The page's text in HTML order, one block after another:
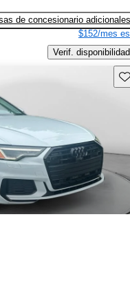
de concesionario adicionales
$152/mes
Verif. disponibilidad